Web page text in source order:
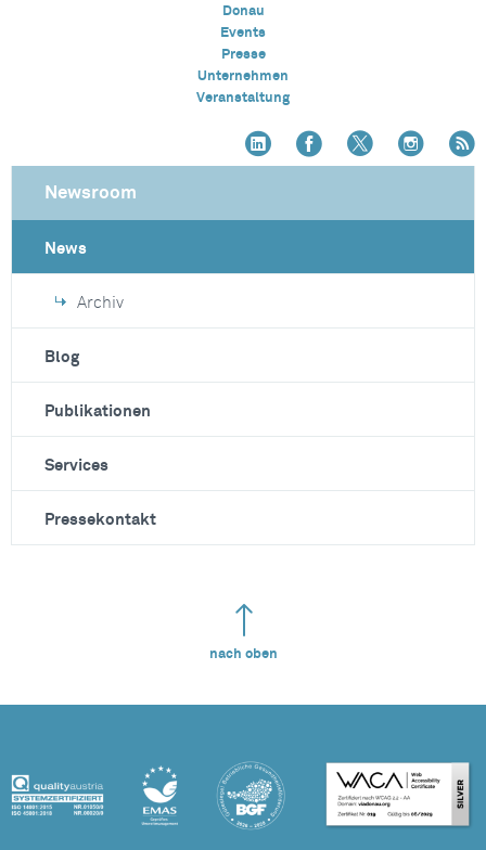
Donau
Events
Presse
Unternehmen
Veranstaltung
Newsroom
News
Archiv
Blog
Publikationen
Services
Pressekontakt
nach oben